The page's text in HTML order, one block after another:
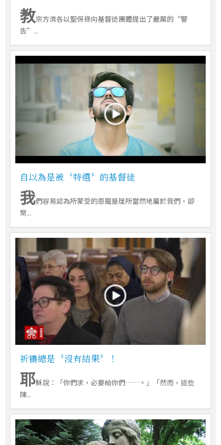
教宗方濟各以聖保祿向基督徒團體提出了嚴厲的“警
告”...
自以為是被〝特選〞的基督徒
我們容易認為所蒙受的恩寵是理所當然地屬於我們，卻
常...
祈禱總是〝沒有結果〞！
耶穌說：「你們求，必要給你們……。」「然而，這些
陳...